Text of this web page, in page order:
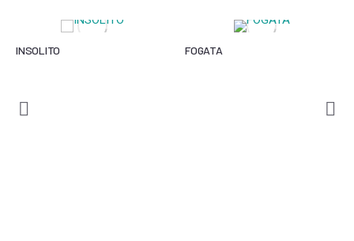
INSOLITO FOGATA